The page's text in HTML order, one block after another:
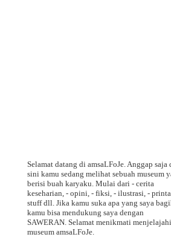
Selamat datang di amsaLFoJe. Anggap saja
sini kamu sedang melihat sebuah museum
berisi buah karyaku. Mulai dari - cerita
keseharian, - opini, - fiksi, - ilustrasi, -
stuff dll. Jika kamu suka apa yang saya
kamu bisa mendukung saya dengan
SAWERAN. Selamat menikmati menjelajahi
museum amsaLFoJe.